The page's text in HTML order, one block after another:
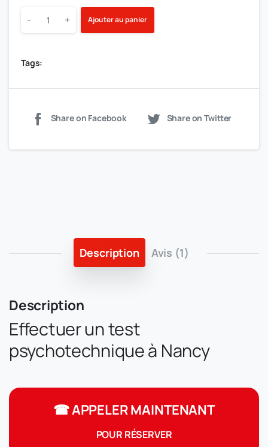
- + Ajouter au panier
Tags:
Share on Facebook Share on Twitter
Description Avis (1)
Description
Effectuer un test
psychotechnique à Nancy
☎ APPELER MAINTENANT
POUR RÉSERVER